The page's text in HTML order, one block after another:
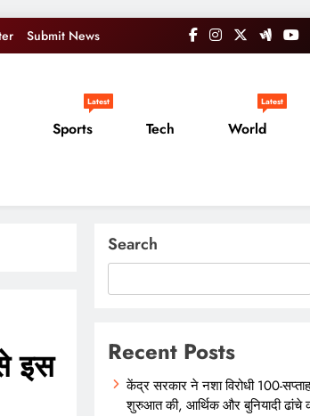
Submit News
Sports
Latest
Tech World
Latest
इस
Search
Recent Posts
केंद्र सरकार ने नशा विरोधी 100-
शुरुआत की, आर्थिक और बुनियादी ढांचे